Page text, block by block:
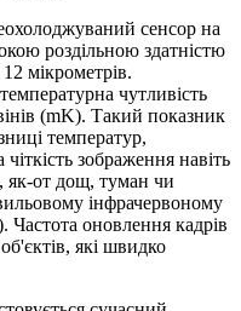
сенсор на
роздільною здатністю
мікрометрів.
чутливість
(mK). Такий показник
температур,
зображення навіть
як-от дощ, туман чи
інфрачервоному
Частота оновлення кадрів
які швидко